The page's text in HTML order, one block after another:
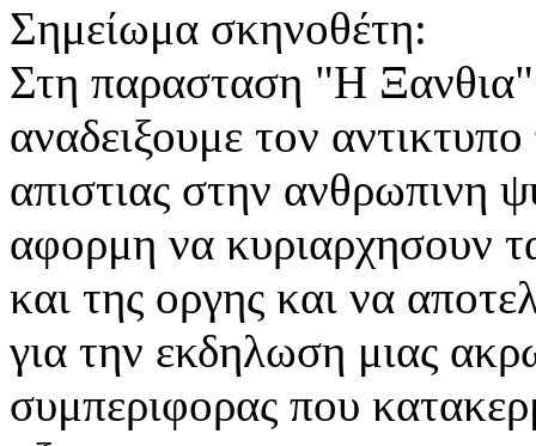
Σημείωμα σκηνοθέτη:
Στη παρασταση "Η Ξανθια"
αναδειξουμε τον
απιστιας στην ανθρωπινη
αφορμη να κυριαρχησουν
και της οργης και να
για την εκδηλωση μιας
συμπεριφορας που